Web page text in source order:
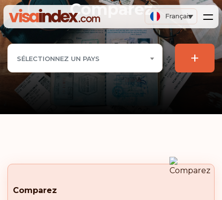
Français
Comparez
SÉLECTIONNEZ UN PAYS +
Comparez